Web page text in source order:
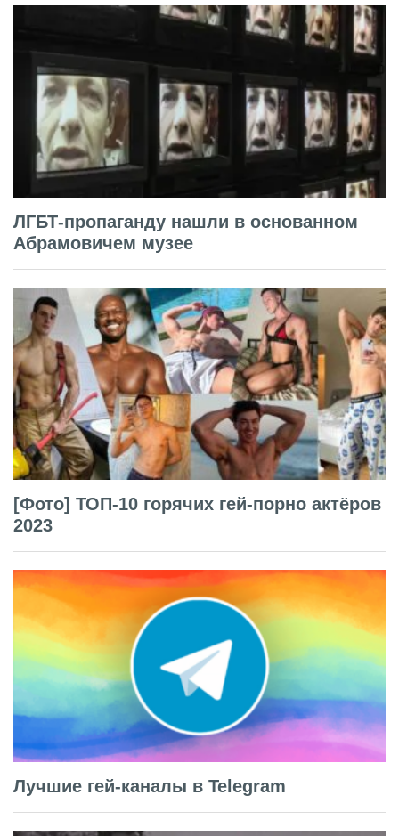
ЛГБТ-пропаганду нашли в основанном
Абрамовичем музее
[Фото] ТОП-10 горячих гей-порно актёров
2023
Лучшие гей-каналы в Telegram